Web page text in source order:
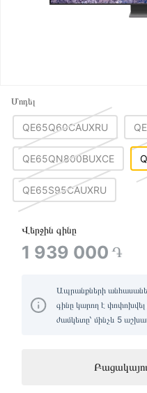
Մոդել
QE65Q60CAUXRU
QE65QN800BUXCE
QE65S95CAUXRU
Վերջին գինը
1 939 000 ֏
Ապրանքների
գինը կարող է
ժամկետը՝ մինչև 5